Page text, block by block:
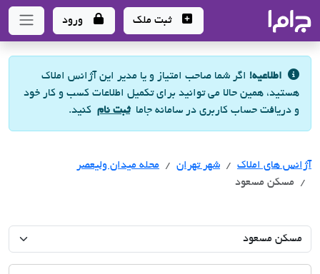
- سامانه جامع املاک و مشاورین املاک
ثبت ملک ورود
اطلاعیه! اگر شما صاحب امتیاز و یا مدیر این آژانس املاک
هستید، همین حالا می توانید برای تکمیل اطلاعات کسب و کار خود
و دریافت حساب کاربری در سامانه جاماثبت نام کنید.
آژانس های املاک آژانس های املاک
شهر تهران آژانس های املاک
محله میدان ولیعصر
مسکن مسعود